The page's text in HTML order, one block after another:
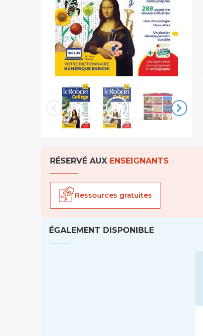
RÉSERVÉ AUX ENSEIGNANTS
Ressources gratuites
ÉGALEMENT DISPONIBLE